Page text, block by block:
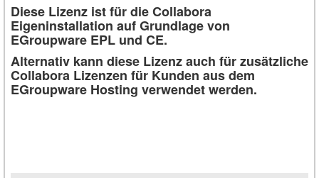
Diese Lizenz ist für die Collabora
Eigeninstallation auf Grundlage von
EGroupware EPL und CE.
Alternativ kann diese Lizenz auch für zusätzliche
Collabora Lizenzen für Kunden aus dem
EGroupware Hosting verwendet werden.